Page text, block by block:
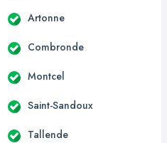
Artonne
Combronde
Montcel
Saint-Sandoux
Tallende